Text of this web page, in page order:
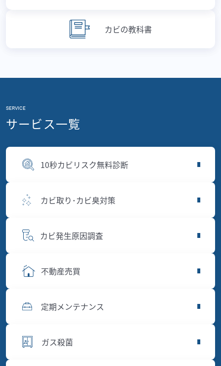
カビの教科書
SERVICE
サービス一覧
10秒カビリスク無料診断
カビ取り･カビ臭対策
カビ発生原因調査
不動産売買
定期メンテナンス
ガス殺菌